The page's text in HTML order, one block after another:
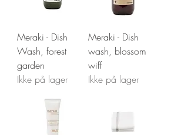
Meraki - Dish
Wash, forest
garden
Ikke på lager
Meraki - Dish
wash, blossom
wiff
Ikke på lager